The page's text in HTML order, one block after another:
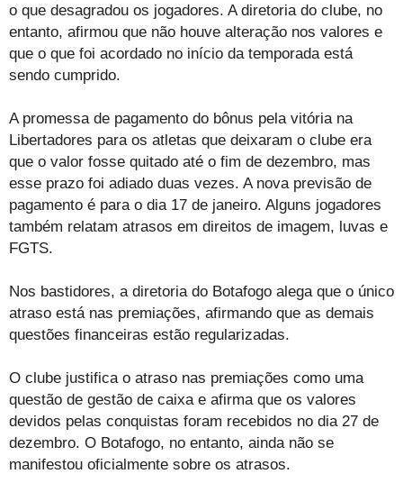
o que desagradou os jogadores. A diretoria do clube, no
entanto, afirmou que não houve alteração nos valores e
que o que foi acordado no início da temporada está
sendo cumprido.
A promessa de pagamento do bônus pela vitória na
Libertadores para os atletas que deixaram o clube era
que o valor fosse quitado até o fim de dezembro, mas
esse prazo foi adiado duas vezes. A nova previsão de
pagamento é para o dia 17 de janeiro. Alguns jogadores
também relatam atrasos em direitos de imagem, luvas e
FGTS.
Nos bastidores, a diretoria do Botafogo alega que o único
atraso está nas premiações, afirmando que as demais
questões financeiras estão regularizadas.
O clube justifica o atraso nas premiações como uma
questão de gestão de caixa e afirma que os valores
devidos pelas conquistas foram recebidos no dia 27 de
dezembro. O Botafogo, no entanto, ainda não se
manifestou oficialmente sobre os atrasos.